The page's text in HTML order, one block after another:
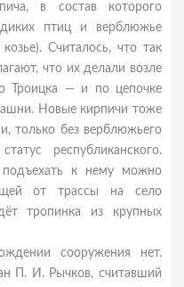
в состав которого
птиц и верблюжье
Считалось, что так
что их делали возле
Троицка — и по цепочке
Новые кирпичи тоже
только без верблюжьего
республиканского.
к нему можно
от трассы на село
тропинка из крупных
сооружения нет.
П. И. Рычков, считавший